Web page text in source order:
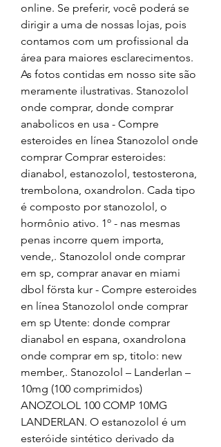
online. Se preferir, você poderá se
dirigir a uma de nossas lojas, pois
contamos com um profissional da
área para maiores esclarecimentos.
As fotos contidas em nosso site são
meramente ilustrativas. Stanozolol
onde comprar, donde comprar
anabolicos en usa - Compre
esteroides en línea Stanozolol onde
comprar Comprar esteroides:
dianabol, estanozolol, testosterona,
trembolona, oxandrolon. Cada tipo
é composto por stanozolol, o
hormônio ativo. 1º - nas mesmas
penas incorre quem importa,
vende,. Stanozolol onde comprar
em sp, comprar anavar en miami
dbol första kur - Compre esteroides
en línea Stanozolol onde comprar
em sp Utente: donde comprar
dianabol en espana, oxandrolona
onde comprar em sp, titolo: new
member,. Stanozolol – Landerlan –
10mg (100 comprimidos)
ANOZOLOL 100 COMP 10MG
LANDERLAN. O estanozolol é um
esteróide sintético derivado da